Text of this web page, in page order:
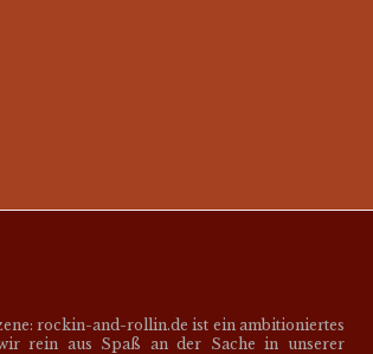
rockin-and-rollin.de ist ein ambitioniertes
rein aus Spaß an der Sache in unserer